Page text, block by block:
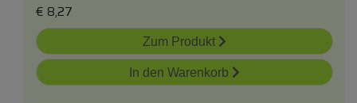
€ 8,27
Zum Produkt
In den Warenkorb